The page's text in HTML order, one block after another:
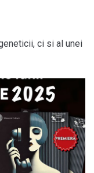
ci si al unei